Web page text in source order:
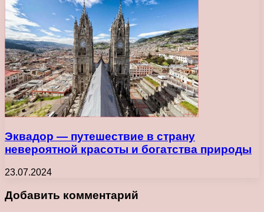
Эквадор — путешествие в страну
невероятной красоты и богатства природы
23.07.2024
Добавить комментарий